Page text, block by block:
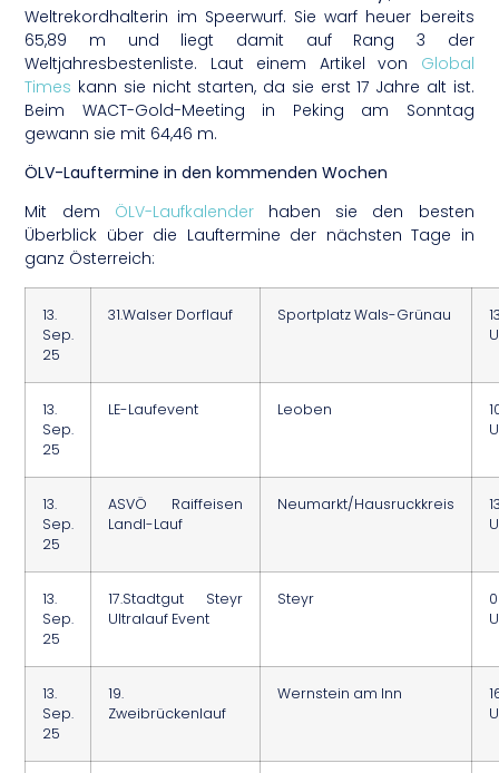
Weltrekordhalterin im Speerwurf. Sie warf heuer bereits
65,89 m und liegt damit auf Rang 3 der
Weltjahresbestenliste. Laut einem Artikel von Global
Times kann sie nicht starten, da sie erst 17 Jahre alt ist.
Beim WACT-Gold-Meeting in Peking am Sonntag
gewann sie mit 64,46 m.
ÖLV-Lauftermine in den kommenden Wochen
Mit dem ÖLV-Laufkalenderhaben sie den besten
Überblick über die Lauftermine der nächsten Tage in
ganz Österreich:
13.
Sep.
25
31.Walser Dorflauf Sportplatz Wals-Grünau
13.
Sep.
25
LE-Laufevent Leoben
13.
Sep.
25
ASVÖ Raiffeisen
Landl-Lauf
Neumarkt/Hausruckkreis
13.
Sep.
25
17.Stadtgut Steyr
Ultralauf Event
Steyr
13.
Sep.
25
19.
Zweibrückenlauf
Wernstein am Inn